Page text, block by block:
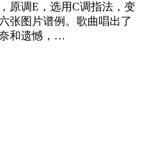
原调E，选用C调指法，变
张图片谱例。歌曲唱出了
和遗憾，…